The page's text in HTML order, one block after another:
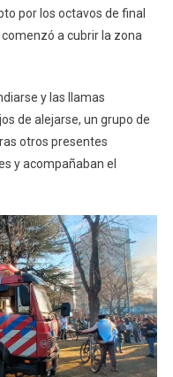
por los octavos de final
a cubrir la zona
y las llamas
de alejarse, un grupo de
otros presentes
y acompañaban el